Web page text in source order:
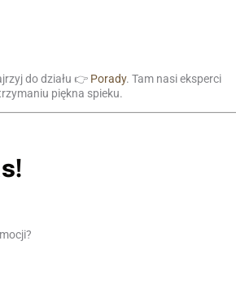
do działu 👉 Porady. Tam nasi eksperci
piękna spieku.